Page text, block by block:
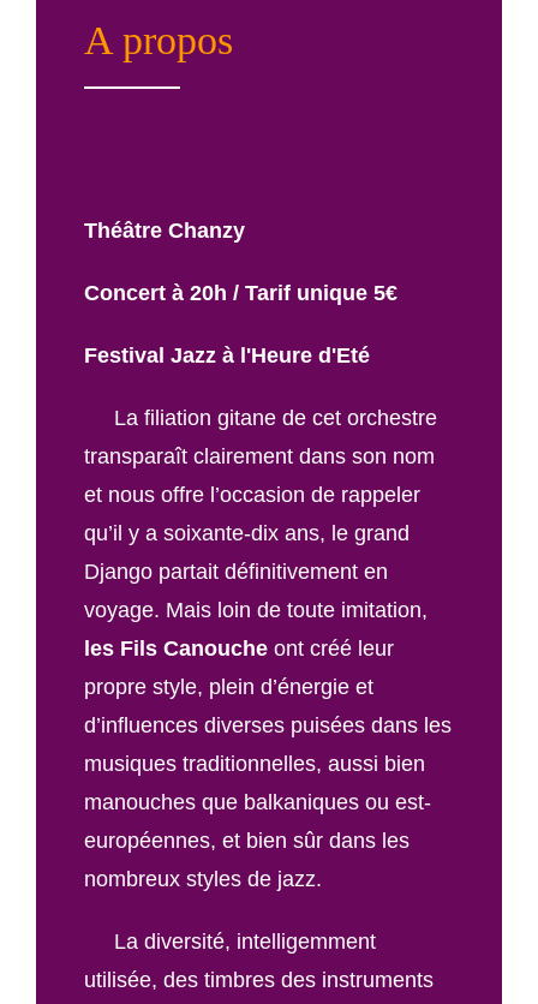
A propos
Théâtre Chanzy
Concert à 20h / Tarif unique 5€
Festival Jazz à l'Heure d'Eté
La filiation gitane de cet orchestre
transparaît clairement dans son nom
et nous offre l’occasion de rappeler
qu’il y a soixante-dix ans, le grand
Django partait définitivement en
voyage. Mais loin de toute imitation,
les Fils Canoucheont créé leur
propre style, plein d’énergie et
d’influences diverses puisées dans les
musiques traditionnelles, aussi bien
manouches que balkaniques ou est-
européennes, et bien sûr dans les
nombreux styles de jazz.
La diversité, intelligemment
utilisée, des timbres des instruments